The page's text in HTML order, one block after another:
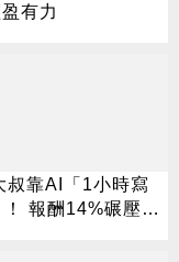
有力
叔靠AI「1小時寫
報酬14%碾壓標
辭職去炒股